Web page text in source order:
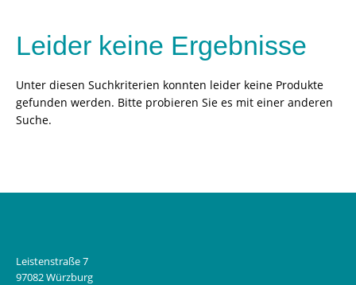
Leider keine Ergebnisse
Unter diesen Suchkriterien konnten leider keine Produkte
gefunden werden. Bitte probieren Sie es mit einer anderen
Suche.
Leistenstraße 7
97082 Würzburg